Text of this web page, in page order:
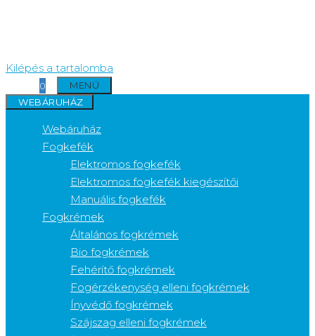
Kilépés a tartalomba
0
MENÜ
WEBÁRUHÁZ
Webáruház
Fogkefék
Elektromos fogkefék
Elektromos fogkefék kiegészítői
Manuális fogkefék
Fogkrémek
Általános fogkrémek
Bio fogkrémek
Fehérítő fogkrémek
Fogérzékenység elleni fogkrémek
Ínyvédő fogkrémek
Szájszag elleni fogkrémek